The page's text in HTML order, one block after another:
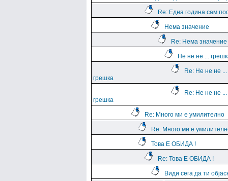
Re: Една година сам
Нема значение
Re: Нема значение
Не не не ...
Re: Не не не ...
грешка
Re: Не не не ...
грешка
Re: Много ми е умилително
Re: Много ми е
Това Е ОБИДА !
Re: Това Е ОБИДА !
Види сега да ти